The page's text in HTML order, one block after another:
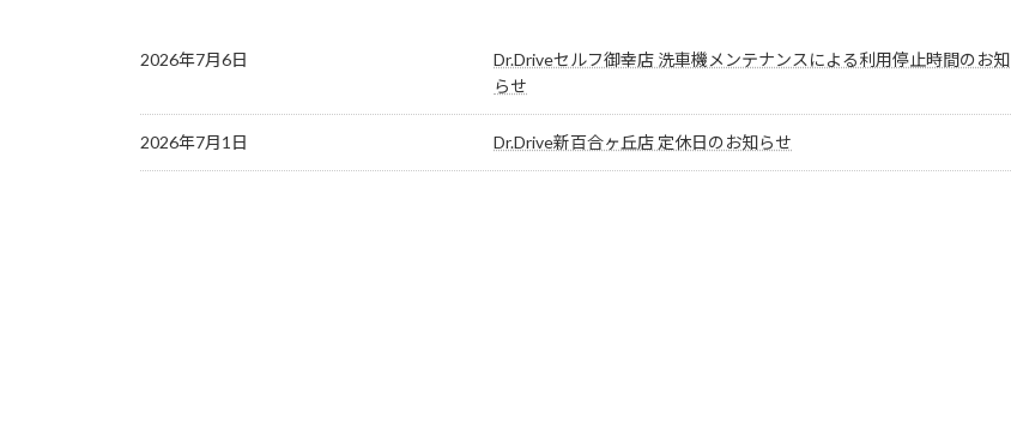
2026年7月6日
Dr.Driveセルフ御幸店 洗車機メンテナンスによる利用停止時間のお知
らせ
2026年7月1日 Dr.Drive新百合ヶ丘店 定休日のお知らせ